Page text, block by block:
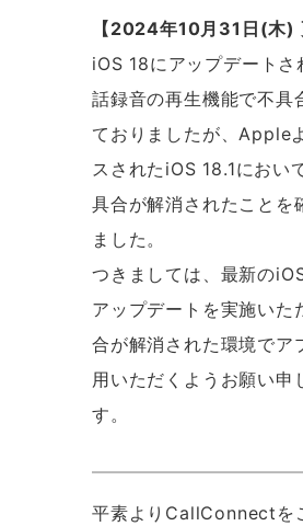
【2024年10月31日(木)
iOS 18にアップデートさ
話録音の再生機能で不具
ておりましたが、Apple
スされたiOS 18.1におい
具合が解消されたことを
ました。
つきましては、最新の
アップデートを実施いた
合が解消された環境でア
用いただくようお願い申
す。
平素よりCallConnectを